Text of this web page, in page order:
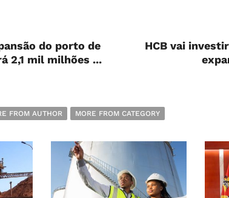
do porto de
2,1 mil milhões ...
HCB vai
FROM AUTHOR MORE FROM CATEGORY